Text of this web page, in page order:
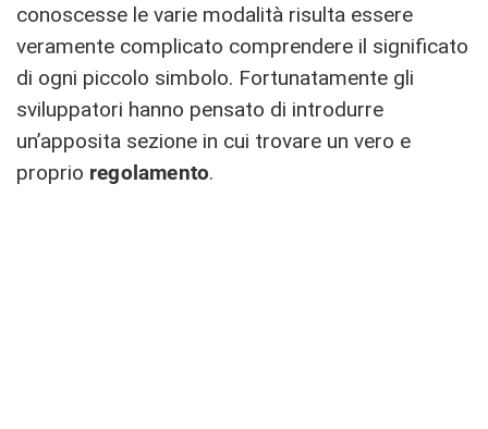
conoscesse le varie modalità risulta essere
veramente complicato comprendere il significato
di ogni piccolo simbolo. Fortunatamente gli
sviluppatori hanno pensato di introdurre
un’apposita sezione in cui trovare un vero e
proprio regolamento.